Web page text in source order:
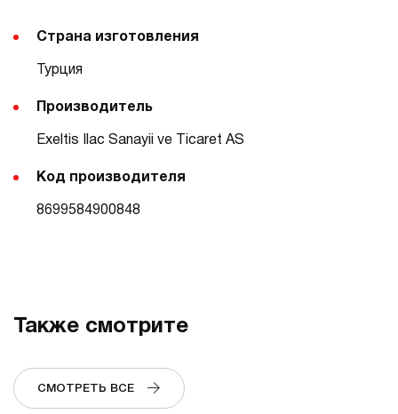
Страна изготовления
Турция
Производитель
Exeltis Ilac Sanayii ve Ticaret AS
Код производителя
8699584900848
Также смотрите
СМОТРЕТЬ ВСЕ